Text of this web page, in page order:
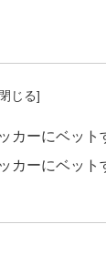
カーにベット
カーにベット